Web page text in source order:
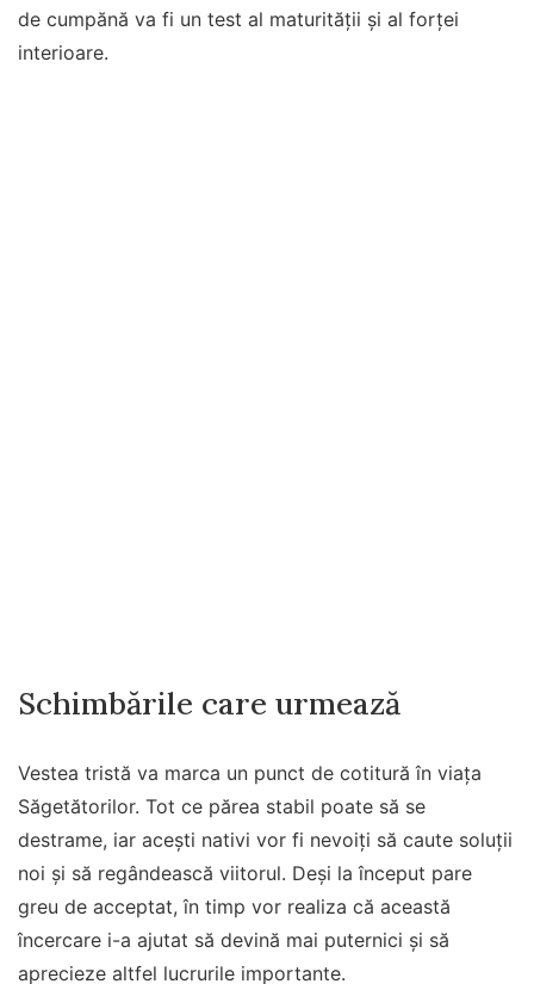
de cumpănă va fi un test al maturității și al forței
interioare.
Schimbările care urmează
Vestea tristă va marca un punct de cotitură în viața
Săgetătorilor. Tot ce părea stabil poate să se
destrame, iar acești nativi vor fi nevoiți să caute soluții
noi și să regândească viitorul. Deși la început pare
greu de acceptat, în timp vor realiza că această
încercare i-a ajutat să devină mai puternici și să
aprecieze altfel lucrurile importante.